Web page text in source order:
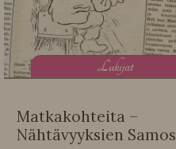
Lukijat
Matkakohteita –
Nähtävyyksien Samos